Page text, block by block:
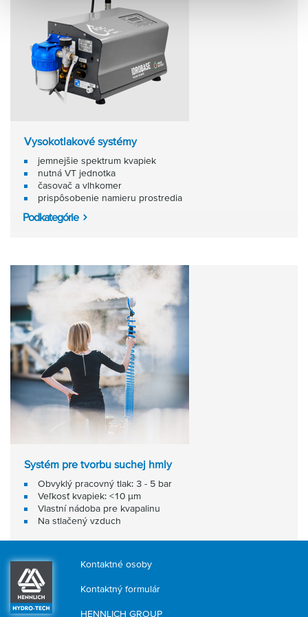
Vysokotlakové systémy
jemnejšie spektrum kvapiek
nutná VT jednotka
časovač a vlhkomer
prispôsobenie namieru prostredia
Podkategórie
Systém pre tvorbu suchej hmly
Obvyklý pracovný tlak: 3 - 5 bar
Veľkosť kvapiek: <10 μm
Vlastní nádoba pre kvapalinu
Na stlačený vzduch
Kontaktné osoby
Kontaktný formulár
HENNLICH GROUP